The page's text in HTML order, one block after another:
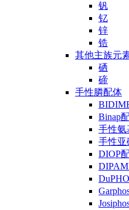
钒
钇
锌
锆
其他主族元
硒
碲
手性膦配体
Binap
手性氨
手性亚
DIOP